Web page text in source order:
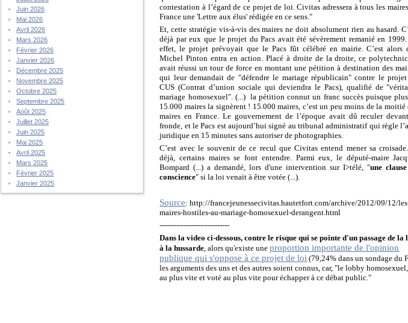
Juin 2026
Mai 2026
Avril 2026
Mars 2026
Février 2026
Janvier 2026
Décembre 2025
Novembre 2025
Octobre 2025
Septembre 2025
Août 2025
Juillet 2025
Juin 2025
Mai 2025
Avril 2025
Mars 2025
Février 2025
Janvier 2025
contestation à l’égard de ce projet de loi. Civitas adressera à tous les
France une 'Lettre aux élus' rédigée en ce sens."
Et, cette stratégie vis-à-vis des maires ne doit absolument rien au hasard.
déjà par eux que le projet du Pacs avait été sévèrement remanié en 1999.
effet, le projet prévoyait que le Pacs fût célébré en mairie. C’est alors
Michel Pinton entra en action. Placé à droite de la droite, ce
avait réussi un tour de force en montant une pétition à destination des
qui leur demandait de "défendre le mariage républicain" contre le
CUS (Contrat d’union sociale qui deviendra le Pacs), qualifié de
mariage homosexuel". (...) la pétition connut un franc succès puisque
15.000 maires la signèrent ! 15.000 maires, c’est un peu moins de la moitié
maires en France. Le gouvernement de l’époque avait dû reculer
fronde, et le Pacs est aujourd’hui signé au tribunal administratif qui règle
juridique en 15 minutes sans autoriser de photographies.
C’est avec le souvenir de ce recul que Civitas entend mener sa
déjà, certains maires se font entendre. Parmi eux, le député-maire
Bompard (...) a demandé, lors d'une intervention sur I>télé, "une
conscience" si la loi venait à être votée (...).
Source: http://francejeunessecivitas.hautetfort.com/archive/2012/09/12/
maires-hostiles-au-mariage-homosexuel-derangent.html
-----------------------------
Dans la video ci-dessous, contre le risque qui se pointe d'un passage de la
à la hussarde , alors qu'existe uneproportion importante de l'opinion
publique qui s'oppose à ce projet de loi (79,24% dans un sondage du
les arguments des uns et des autres soient connus, car, "le lobby homosexuel,
au plus vite et voté au plus vite pour échapper à ce débat public."